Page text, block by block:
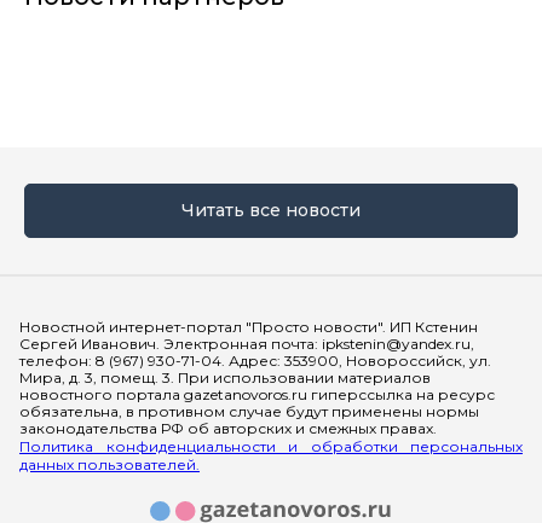
Читать все новости
Новостной интернет-портал "Просто новости". ИП Кстенин
Сергей Иванович. Электронная почта: ipkstenin@yandex.ru,
телефон: 8 (967) 930-71-04. Адрес: 353900, Новороссийск, ул.
Мира, д. 3, помещ. 3. При использовании материалов
новостного портала gazetanovoros.ru гиперссылка на ресурс
обязательна, в противном случае будут применены нормы
законодательства РФ об авторских и смежных правах.
Политика конфиденциальности и обработки персональных
данных пользователей.